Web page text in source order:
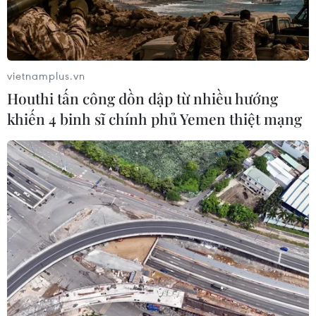
Việt Nam-Lào tăng cường hợp tác
giữa các cơ quan lý luận của Đảng
28/07/2026 14:26
Sắp khởi động Chiến dịch TinAI?
ứng phó làn sóng tin giả
27/07/2026 06:04
Hợp tác truyền thông giữa
Viện Kiểm sát Nhân dân Tối cao với
TTXVN, Báo Nhân Dân và VOV
24/07/2026 12:42
vietnamplus.vn
Houthi tấn công dồn dập từ nhiều hướng
khiến 4 binh sĩ chính phủ Yemen thiệt mạng